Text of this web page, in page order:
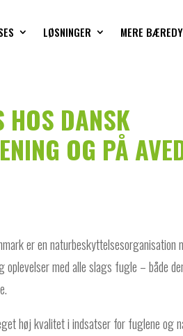
LØSNINGER MERE
HOS DANSK
OG PÅ
er en
oplevelser med alle slags fugle – både
høj kvalitet i indsatser for fuglene og